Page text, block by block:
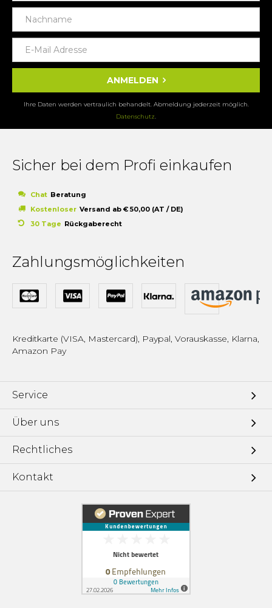
ANMELDEN
Ihre Daten werden vertraulich behandelt. Abmeldung jederzeit möglich.
Datenschutz
Sicher bei dem Profi einkaufen
Chat Beratung
Kostenloser Versand ab € 50,00 (AT / DE)
30 Tage Rückgaberecht
Zahlungsmöglichkeiten
Kreditkarte (VISA, Mastercard), Paypal, Vorauskasse, Klarna,
Amazon Pay
Service
Über uns
Rechtliches
Kontakt